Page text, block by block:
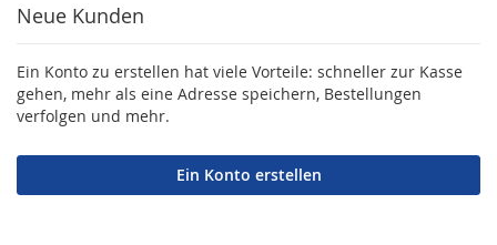
Neue Kunden
Ein Konto zu erstellen hat viele Vorteile: schneller zur Kasse
gehen, mehr als eine Adresse speichern, Bestellungen
verfolgen und mehr.
Ein Konto erstellen